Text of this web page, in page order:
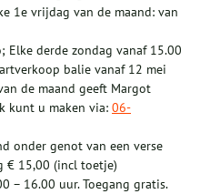
1e vrijdag van de maand: van
Elke derde zondag vanaf 15.00
balie vanaf 12 mei
de maand geeft Margot
kunt u maken via: 06-
onder genot van een verse
€ 15,00 (incl toetje)
– 16.00 uur. Toegang gratis.